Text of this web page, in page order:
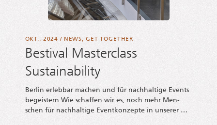
OKT.. 2024 / NEWS, GET TOGETHER
Bestival Masterclass
Sustainability
Ber­lin erleb­bar machen und für nach­hal­ti­ge Events
begeis­tern Wie schaf­fen wir es, noch mehr Men­
schen für nach­hal­ti­ge Event­kon­zep­te in unserer …